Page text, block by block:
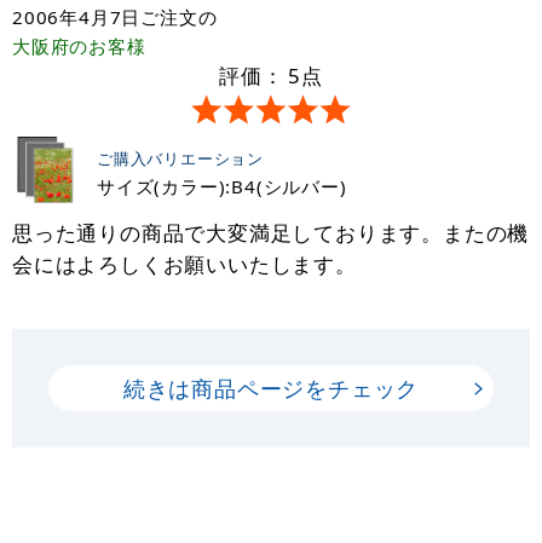
2006年4月7日 ご注文の
大阪府のお客様
評価： 5点
ご購入バリエーション
サイズ(カラー):B4(シルバー)
思った通りの商品で大変満足しております。またの機
会にはよろしくお願いいたします。
続きは商品ページをチェック